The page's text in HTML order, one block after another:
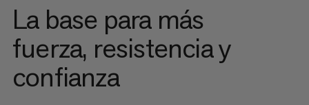
La base para más
fuerza, resistencia y
confianza